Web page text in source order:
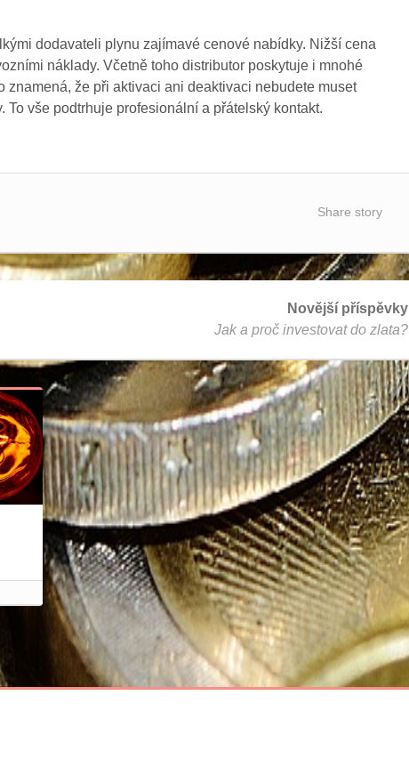
dodavateli plynu zajímavé cenové nabídky. Nižší cena
náklady. Včetně toho distributor poskytuje i mnohé
znamená, že při aktivaci ani deaktivaci nebudete muset
vše podtrhuje profesionální a přátelský kontakt.
Share story
Novější příspěvky
Jak a proč investovat do zlata?